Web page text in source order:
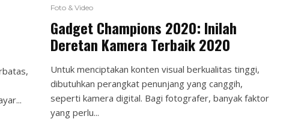
Foto & Video
Gadget Champions 2020: Inilah
Deretan Kamera Terbaik 2020
Untuk menciptakan konten visual berkualitas tinggi,
dibutuhkan perangkat penunjang yang canggih,
seperti kamera digital. Bagi fotografer, banyak faktor
yang perlu...